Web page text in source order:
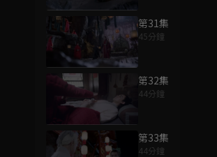
第31集
45分鐘
第32集
44分鐘
第33集
44分鐘